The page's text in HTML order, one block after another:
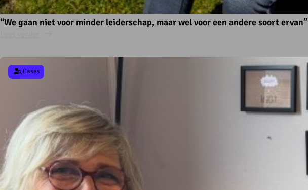
“We gaan niet voor minder leiderschap, maar wel voor een andere soort ervan”
Cases